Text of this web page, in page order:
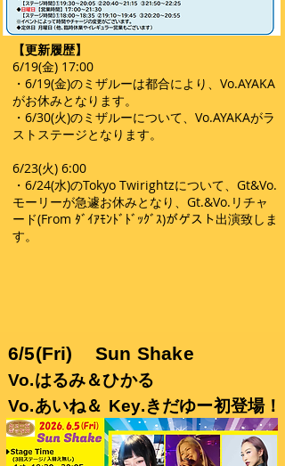
【更新履歴】
6/19(金) 17:00
・6/19(金)のミザルーは都合により、Vo.AYAKA
がお休みとなります。
​・6/30(火)のミザルーについて、Vo.AYAKAがラ
ストステージとなります。
6/23(火) 6:00
​・6/24(水)のTokyo Twirightzについて、Gt&Vo.
モーリーが急遽お休みとなり、Gt.&Vo.リチャ
ード(From ﾀﾞｲｱﾓﾝﾄﾞﾄﾞｯｸﾞｽ)がゲスト出演致しま
す。
6/5(Fri) Sun Shake
Vo.はるみ＆ひかる
Key.きだゆー初登場！
Vo.あいね＆